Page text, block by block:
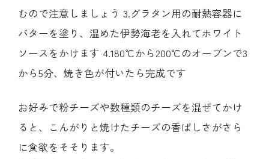
むので注意しましょう 3.グラタン用の耐熱容器に
バターを塗り、温めた伊勢海老を入れてホワイト
ソースをかけます 4.180℃から200℃のオーブンで3
から5分、焼き色が付いたら完成です
お好みで粉チーズや数種類のチーズを混ぜてかけ
ると、こんがりと焼けたチーズの香ばしさがさら
に食欲をそそります。